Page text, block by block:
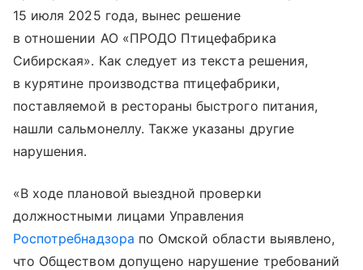
15 июля 2025 года, вынес решение
в отношении АО «ПРОДО Птицефабрика
Сибирская». Как следует из текста решения,
в курятине производства птицефабрики,
поставляемой в рестораны быстрого питания,
нашли сальмонеллу. Также указаны другие
нарушения.
«В ходе плановой выездной проверки
должностными лицами Управления
Роспотребнадзора по Омской области выявлено,
что Обществом допущено нарушение требований